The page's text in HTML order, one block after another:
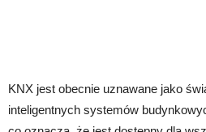
KNX jest obecnie uznawane jako
inteligentnych systemów